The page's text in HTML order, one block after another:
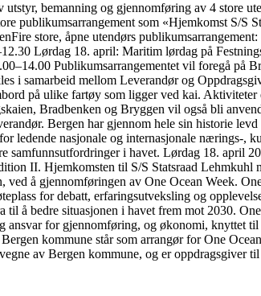
utstyr, bemanning og gjennomføring av 4 store
publikumsarrangement som «Hjemkomst S/
Fire store, åpne utendørs
Lørdag 18. april: Maritim lørdag på
Publikumsarrangementet vil foregå på
i samarbeid mellom Leverandør og
på ulike fartøy som ligger ved kai.
Bradbenken og Bryggen vil også bli
Bergen har gjennom hele sin historie
ledende nasjonale og internasjonale nærings-
samfunnsutfordringer i havet. Lørdag 18. april
II. Hjemkomsten til S/S Statsraad
ved å gjennomføringen av One Ocean Week.
for debatt, erfaringsutveksling og
til å bedre situasjonen i havet frem mot 2030.
ansvar for gjennomføring, og økonomi, knyttet
kommune står som arrangør for One
av Bergen kommune, og er oppdragsgiver